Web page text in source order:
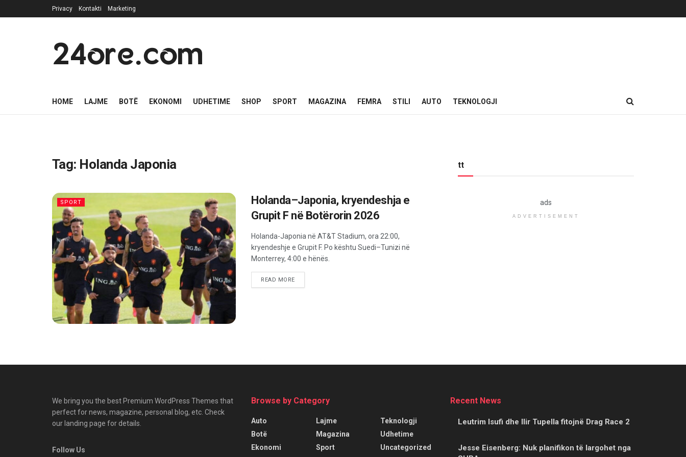
Privacy Kontakti Marketing
24ore.com
HOME LAJME BOTË EKONOMI UDHETIME SHOP SPORT MAGAZINA FEMRA STILI AUTO TEKNOLOGJI
Tag: Holanda Japonia
SPORT
Holanda–Japonia, kryendeshja e
Grupit F në Botërorin 2026
Holanda-Japonia në AT&T Stadium, ora 22:00,
kryendeshje e Grupit F. Po kështu Suedi–Tunizi në
Monterrey, 4:00 e hënës.
READ MORE
tt
ads
ADVERTISEMENT
We bring you the best Premium WordPress Themes that
perfect for news, magazine, personal blog, etc. Check
our landing page for details.
Follow Us
Browse by Category
Auto
Botë
Ekonomi
Lajme
Magazina
Sport
Teknologji
Udhetime
Uncategorized
Recent News
Leutrim Isufi dhe Ilir Tupella fitojnë Drag Race 2
Jesse Eisenberg: Nuk planifikon të largohet nga